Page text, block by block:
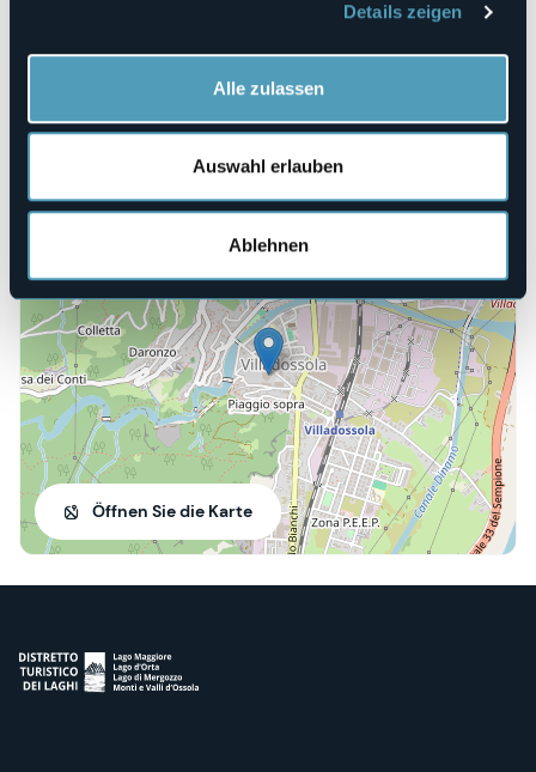
Details zeigen
Alle zulassen
Auswahl erlauben
Ablehnen
E-mail
info@teatrolafabbrica.com
Webseite
https://www.teatrolafabbrica.com/
Öffnen Sie die Karte